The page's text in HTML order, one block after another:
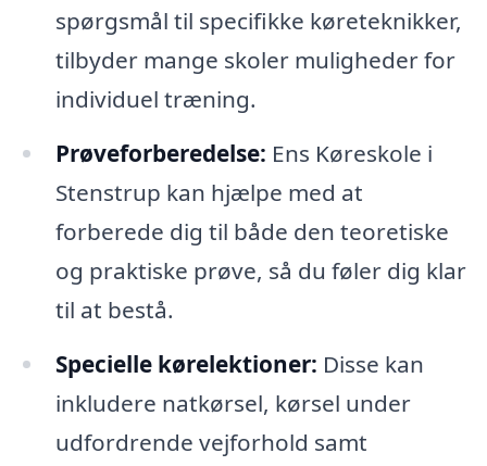
spørgsmål til specifikke køreteknikker,
tilbyder mange skoler muligheder for
individuel træning.
Prøveforberedelse: Ens Køreskole i
Stenstrup kan hjælpe med at
forberede dig til både den teoretiske
og praktiske prøve, så du føler dig klar
til at bestå.
Specielle kørelektioner: Disse kan
inkludere natkørsel, kørsel under
udfordrende vejforhold samt